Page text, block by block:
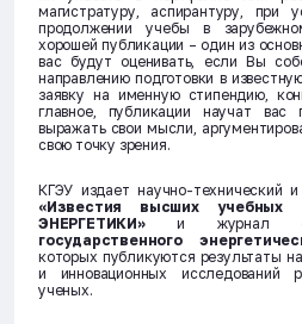
магистратуру, аспирантуру, при
продолжении учебы в
хорошей публикации – один из
вас будут оценивать, если Вы
направлению подготовки в
заявку на именную стипендию,
главное, публикации научат
выражать свои мысли,
свою точку зрения.
КГЭУ издает научно-технический
«Известия высших учебных
ЭНЕРГЕТИКИ»и журнал
государственного
которых публикуются результаты
и инновационных исследований
ученых.